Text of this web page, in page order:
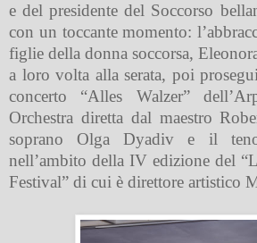
e del presidente del Soccorso
con un toccante momento:
figlie della donna soccorsa,
a loro volta alla serata, poi
concerto “Alles Walzer”
Orchestra diretta dal maestro
soprano Olga Dyadiv e il
nell’ambito della IV edizione del
Festival” di cui è direttore artistico